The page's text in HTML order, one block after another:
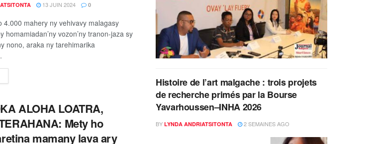
13 JUIN 2024 0
4.000 mahery ny vehivavy malagasy
homamiadan’ny vozon’ny tranon-jaza sy
nono, araka ny tarehimarika
ALOHA LOATRA,
Mety ho
mamany lava ary
Histoire de l’art malgache : trois projets
de recherche primés par la Bourse
Yavarhoussen–INHA 2026
BY LYNDA ANDRIATSITONTA 2 SEMAINES AGO